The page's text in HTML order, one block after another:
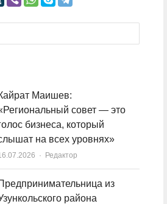
Маишев:
совет — это
бизнеса, который
на всех уровнях»
Author
Редактор
из
района